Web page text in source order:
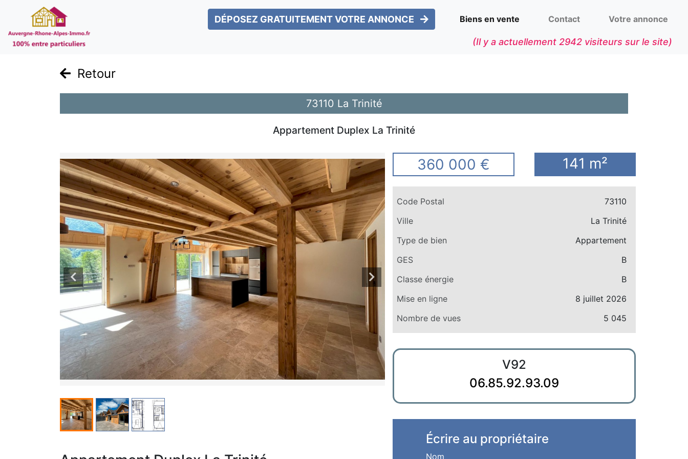
DÉPOSEZ GRATUITEMENT VOTRE ANNONCE Biens en vente Contact Votre annonce
(Il y a actuellement 2942 visiteurs sur le site)
Retour
73110 La Trinité
Appartement Duplex La Trinité
360 000 € 141 m²
Code Postal
73110
Ville
La Trinité
Type de bien
Appartement
GES
B
Classe énergie
B
Mise en ligne
8 juillet 2026
Nombre de vues
5 045
V92
06.85.92.93.09
Écrire au propriétaire
Nom